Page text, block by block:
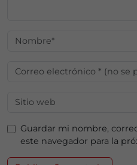
Guardar mi nombre,
este navegador para la